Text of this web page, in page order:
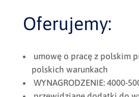
Oferujemy:
umowę o pracę z polskim
polskich warunkach
WYNAGRODZENIE: 4000-